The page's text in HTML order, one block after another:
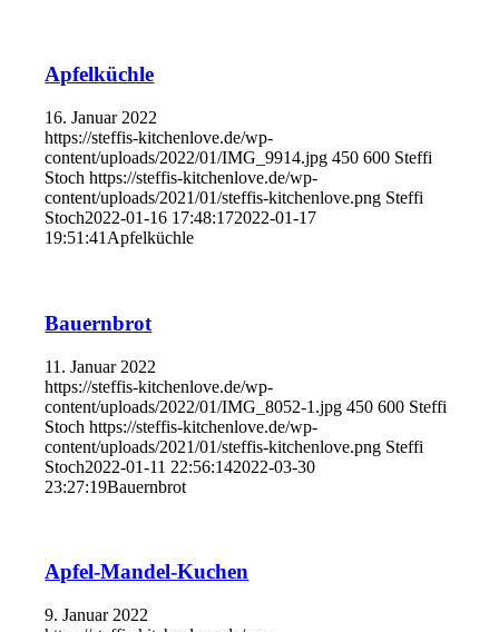
Apfelküchle
16. Januar 2022
https://steffis-kitchenlove.de/wp-
content/uploads/2022/01/IMG_9914.jpg 450 600 Steffi
Stoch https://steffis-kitchenlove.de/wp-
content/uploads/2021/01/steffis-kitchenlove.png Steffi
Stoch2022-01-16 17:48:172022-01-17
19:51:41 Apfelküchle
Bauernbrot
11. Januar 2022
https://steffis-kitchenlove.de/wp-
content/uploads/2022/01/IMG_8052-1.jpg 450 600 Steffi
Stoch https://steffis-kitchenlove.de/wp-
content/uploads/2021/01/steffis-kitchenlove.png Steffi
Stoch2022-01-11 22:56:142022-03-30
23:27:19Bauernbrot
Apfel-Mandel-Kuchen
9. Januar 2022